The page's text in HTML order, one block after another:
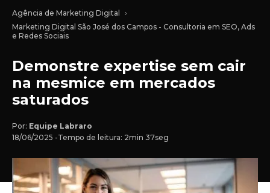
Agência de Marketing Digital
Marketing Digital São José dos Campos - Consultoria em SEO, Ads
e Redes Sociais
Demonstre expertise sem cair
na mesmice em mercados
saturados
Por: Equipe Labraro
18/06/2025 -Tempo de leitura: 2min 37seg